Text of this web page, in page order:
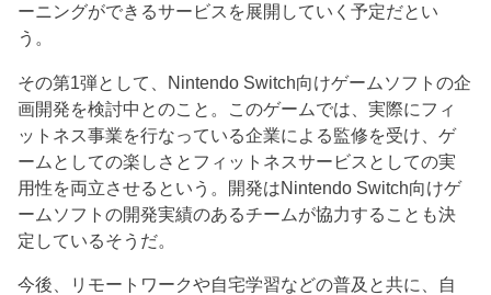
ーニングができるサービスを展開していく予定だとい
う。
その第1弾として、Nintendo Switch向けゲームソフトの企
画開発を検討中とのこと。このゲームでは、実際にフィ
ットネス事業を行なっている企業による監修を受け、ゲ
ームとしての楽しさとフィットネスサービスとしての実
用性を両立させるという。開発はNintendo Switch向けゲ
ームソフトの開発実績のあるチームが協力することも決
定しているそうだ。
今後、リモートワークや自宅学習などの普及と共に、自